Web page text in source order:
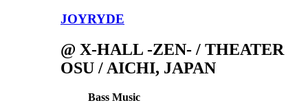
JOYRYDE
@ X-HALL -ZEN- / THEATER
OSU / AICHI, JAPAN
Bass Music